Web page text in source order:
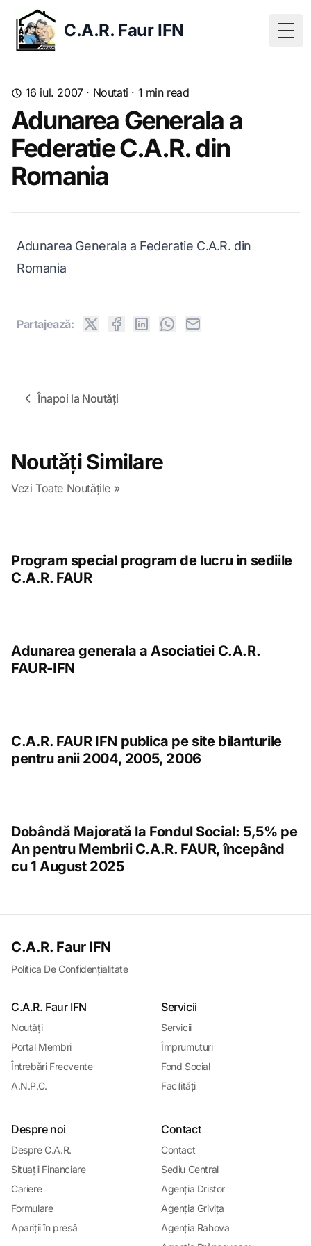
C.A.R. Faur IFN
16 iul. 2007· Noutati · 1 min read
Adunarea Generala a
Federatie C.A.R. din
Romania
Adunarea Generala a Federatie C.A.R. din
Romania
Partajeazǎ:
Înapoi la Noutǎți
Noutǎți Similare
Vezi Toate Noutǎțile »
Program special program de lucru in sediile
C.A.R. FAUR
Adunarea generala a Asociatiei C.A.R.
FAUR-IFN
C.A.R. FAUR IFN publica pe site bilanturile
pentru anii 2004, 2005, 2006
Dobândă Majorată la Fondul Social: 5,5% pe
An pentru Membrii C.A.R. FAUR, începând
cu 1 August 2025
C.A.R. Faur IFN
Politica De Confidențialitate
C.A.R. Faur IFN
Noutǎți
Portal Membri
Întrebǎri Frecvente
A.N.P.C.
Servicii
Servicii
Împrumuturi
Fond Social
Facilitǎți
Despre noi
Despre C.A.R.
Situații Financiare
Cariere
Formulare
Apariții în presǎ
Contact
Contact
Sediu Central
Agenția Dristor
Agenția Grivița
Agenția Rahova